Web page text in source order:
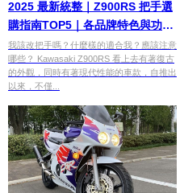
2025 最新統整｜Z900RS 把手選
購指南TOP5｜各品牌特色與功能
一篇整理給你
我該改把手嗎？什麼樣的適合我？應該注意
哪些？ Kawasaki Z900RS 看上去有著復古
的外觀，同時有著現代性能的車款，自推出
以來，不僅...